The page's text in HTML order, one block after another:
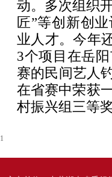
动。多次组织
匠”等创新创
业人才。今年
3个项目在岳
赛的民间艺人
在省赛中荣获
村振兴组三等
1